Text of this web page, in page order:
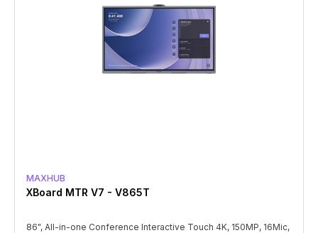
MAXHUB
XBoard MTR V7 - V865T
86", All-in-one Conference Interactive Touch 4K, 150MP, 16Mic,